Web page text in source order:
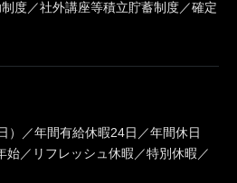
度／社外講座等積立貯蓄制度／確定
）／年間有給休暇24日／年間休日
始／リフレッシュ休暇／特別休暇／